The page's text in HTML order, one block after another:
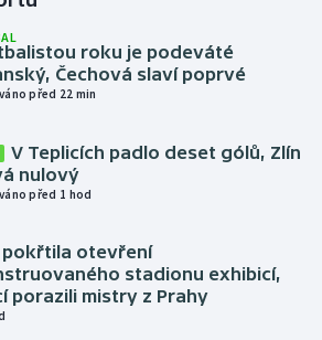
roku je podeváté
Čechová slaví poprvé
před 22 min
V Teplicích padlo deset gólů, Zlín
nulový
před 1 hod
pokřtila otevření
stadionu exhibicí,
porazili mistry z Prahy